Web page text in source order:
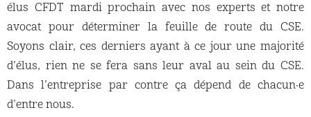
élus CFDT mardi prochain avec nos experts et notre
avocat pour déterminer la feuille de route du CSE.
Soyons clair, ces derniers ayant à ce jour une majorité
d’élus, rien ne se fera sans leur aval au sein du CSE.
Dans l’entreprise par contre ça dépend de chacun·e
d’entre nous.